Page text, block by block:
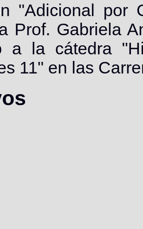
"Adicional por
Prof. Gabriela
a la cátedra
11" en las